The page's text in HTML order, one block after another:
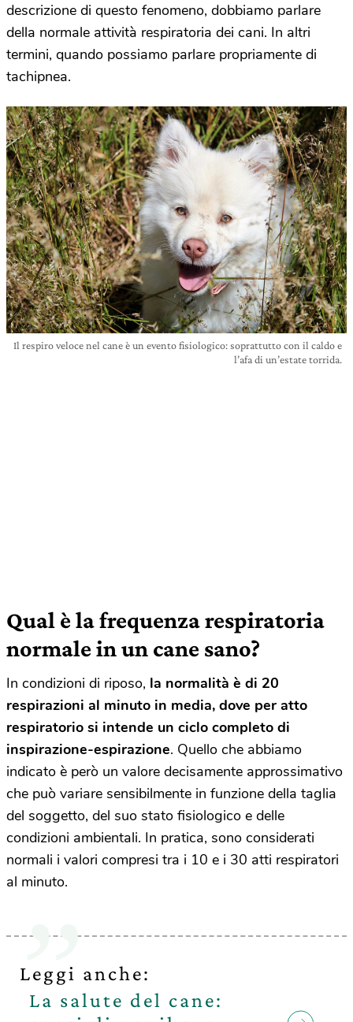
descrizione di questo fenomeno, dobbiamo parlare
della normale attività respiratoria dei cani. In altri
termini, quando possiamo parlare propriamente di
tachipnea.
Il respiro veloce nel cane è un evento fisiologico: soprattutto con il caldo e
l’afa di un’estate torrida.
Qual è la frequenza respiratoria
normale in un cane sano?
In condizioni di riposo, la normalità è di 20
respirazioni al minuto in media, dove per atto
respiratorio si intende un ciclo completo di
inspirazione-espirazione. Quello che abbiamo
indicato è però un valore decisamente approssimativo
che può variare sensibilmente in funzione della taglia
del soggetto, del suo stato fisiologico e delle
condizioni ambientali. In pratica, sono considerati
normali i valori compresi tra i 10 e i 30 atti respiratori
al minuto.
Leggi anche:
La salute del cane: